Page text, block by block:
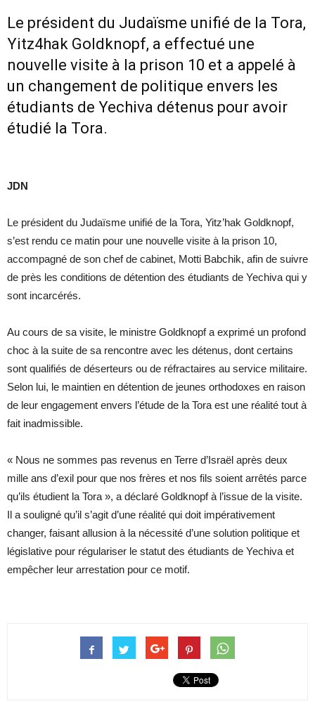
Le président du Judaïsme unifié de la Tora,
Yitz4hak Goldknopf, a effectué une
nouvelle visite à la prison 10 et a appelé à
un changement de politique envers les
étudiants de Yechiva détenus pour avoir
étudié la Tora.
JDN
Le président du Judaïsme unifié de la Tora, Yitz’hak Goldknopf,
s’est rendu ce matin pour une nouvelle visite à la prison 10,
accompagné de son chef de cabinet, Motti Babchik, afin de suivre
de près les conditions de détention des étudiants de Yechiva qui y
sont incarcérés.
Au cours de sa visite, le ministre Goldknopf a exprimé un profond
choc à la suite de sa rencontre avec les détenus, dont certains
sont qualifiés de déserteurs ou de réfractaires au service militaire.
Selon lui, le maintien en détention de jeunes orthodoxes en raison
de leur engagement envers l’étude de la Tora est une réalité tout à
fait inadmissible.
« Nous ne sommes pas revenus en Terre d’Israël après deux
mille ans d’exil pour que nos frères et nos fils soient arrêtés parce
qu’ils étudient la Tora », a déclaré Goldknopf à l’issue de la visite.
Il a souligné qu’il s’agit d’une réalité qui doit impérativement
changer, faisant allusion à la nécessité d’une solution politique et
législative pour régulariser le statut des étudiants de Yechiva et
empêcher leur arrestation pour ce motif.